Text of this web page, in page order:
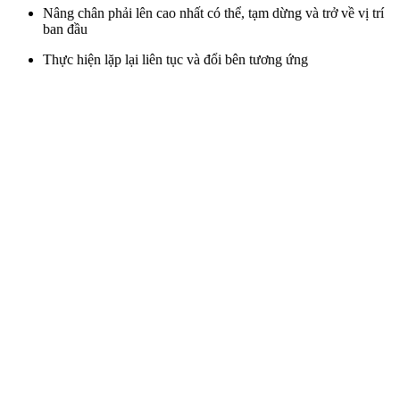
Nâng chân phải lên cao nhất có thể, tạm dừng và trở về vị trí
ban đầu
Thực hiện lặp lại liên tục và đổi bên tương ứng